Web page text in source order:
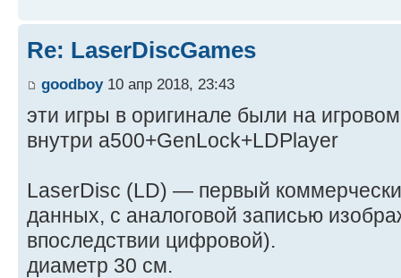
Re: LaserDiscGames
goodboy10 апр 2018, 23:43
эти игры в оригинале были на
внутри a500+GenLock+LDPlayer
LaserDisc (LD) — первый
данных, с аналоговой записью
впоследствии цифровой).
диаметр 30 см.